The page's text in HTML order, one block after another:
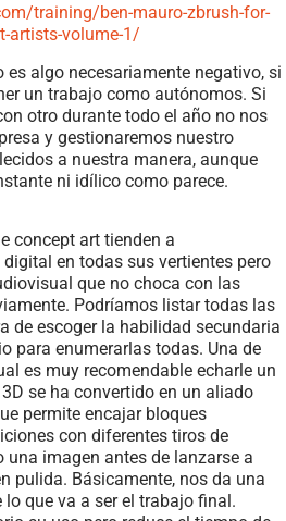
training/ben-mauro-zbrush-for-
artists-volume-1/
algo necesariamente negativo, si
un trabajo como autónomos. Si
otro durante todo el año no nos
y gestionaremos nuestro
a nuestra manera, aunque
ni idílico como parece.
concept art tienden a
en todas sus vertientes pero
que no choca con las
Podríamos listar todas las
de escoger la habilidad secundaria
para enumerarlas todas. Una de
es muy recomendable echarle un
se ha convertido en un aliado
permite encajar bloques
con diferentes tiros de
imagen antes de lanzarse a
pulida. Básicamente, nos da una
lo que va a ser el trabajo final.